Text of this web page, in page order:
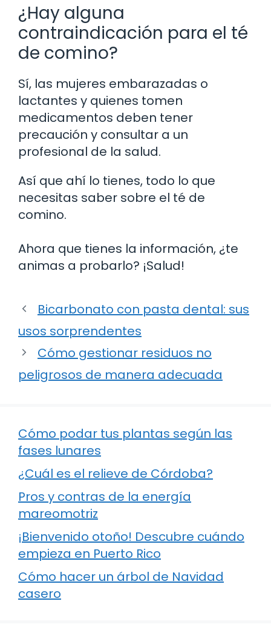
¿Hay alguna
contraindicación para el té
de comino?
Sí, las mujeres embarazadas o
lactantes y quienes tomen
medicamentos deben tener
precaución y consultar a un
profesional de la salud.
Así que ahí lo tienes, todo lo que
necesitas saber sobre el té de
comino.
Ahora que tienes la información, ¿te
animas a probarlo? ¡Salud!
Bicarbonato con pasta dental: sus
usos sorprendentes
Cómo gestionar residuos no
peligrosos de manera adecuada
Cómo podar tus plantas según las
fases lunares
¿Cuál es el relieve de Córdoba?
Pros y contras de la energía
mareomotriz
¡Bienvenido otoño! Descubre cuándo
empieza en Puerto Rico
Cómo hacer un árbol de Navidad
casero